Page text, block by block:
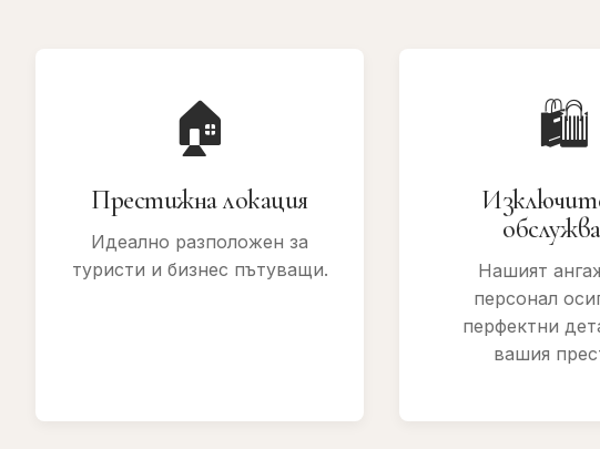
🏠
Престижна локация
Идеално разположен за
туристи и бизнес пътуващи.
🛍
Нашият
персонал
перфектни
вашия